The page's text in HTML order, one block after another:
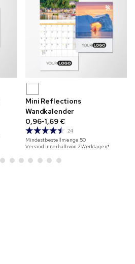
Mini Reflections
Wandkalender
0,96-1,69 €
24
Mindestbestellmenge 50
Versand innerhalb von 2 Werktagen*